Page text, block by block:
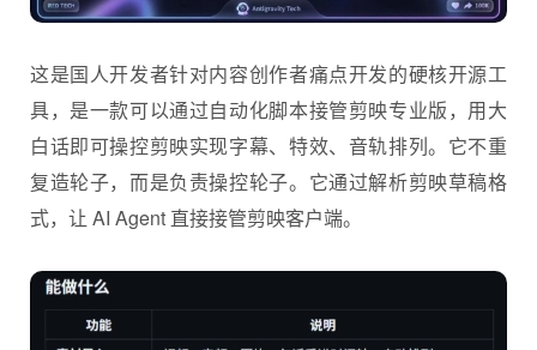
这是国人开发者针对内容创作者痛点开发的硬核开源工
具，是一款可以通过自动化脚本接管剪映专业版，用大
白话即可操控剪映实现字幕、特效、音轨排列。它不重
复造轮子，而是负责操控轮子。它通过解析剪映草稿格
式，让 AI Agent 直接接管剪映客户端。